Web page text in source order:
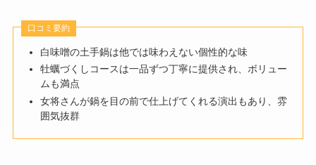
口コミ要約
白味噌の土手鍋は他では味わえない個性的な味
牡蠣づくしコースは一品ずつ丁寧に提供され、ボリュー
ムも満点
女将さんが鍋を目の前で仕上げてくれる演出もあり、雰
囲気抜群